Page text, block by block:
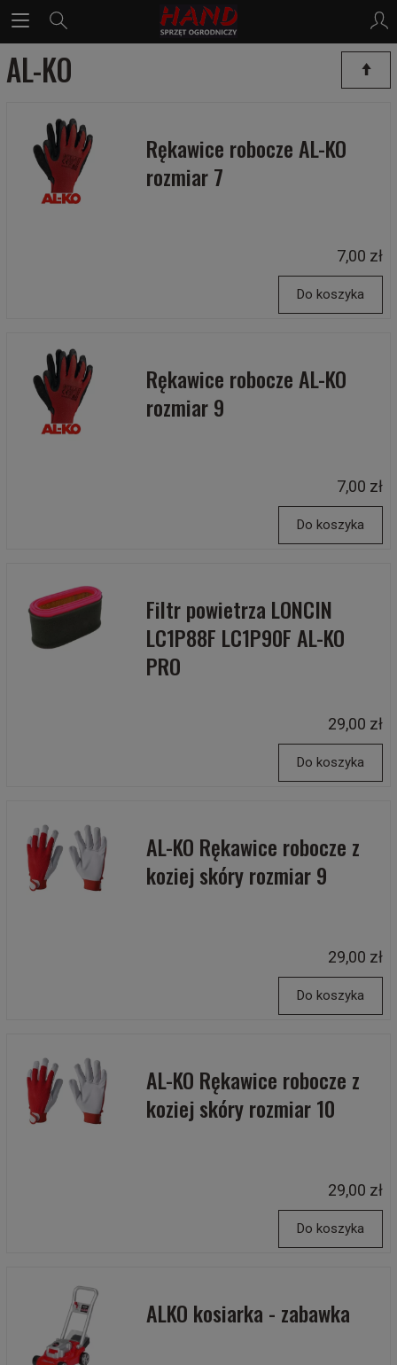
AL-KO
Rękawice robocze AL-KO
rozmiar 7
7,00 zł
Do koszyka
Rękawice robocze AL-KO
rozmiar 9
7,00 zł
Do koszyka
Filtr powietrza LONCIN
LC1P88F LC1P90F AL-KO
PRO
29,00 zł
Do koszyka
AL-KO Rękawice robocze z
koziej skóry rozmiar 9
29,00 zł
Do koszyka
AL-KO Rękawice robocze z
koziej skóry rozmiar 10
29,00 zł
Do koszyka
ALKO kosiarka - zabawka